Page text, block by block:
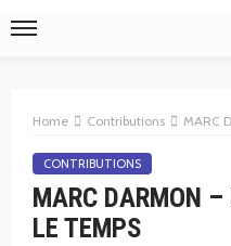
Home Contributions MARC
CONTRIBUTIONS
MARC DARMON
LE TEMPS